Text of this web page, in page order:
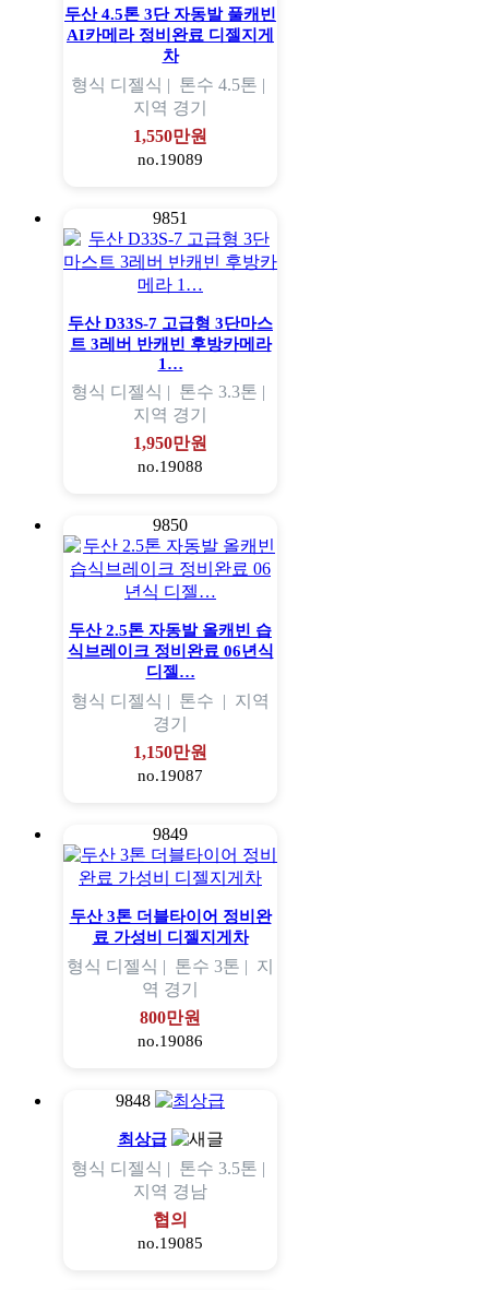
두산 4.5톤 3단 자동발 풀캐빈
AI카메라 정비완료 디젤지게
차
형식 디젤식 | 톤수 4.5톤 |
지역 경기
1,550만원
no.19089
9851
두산 D33S-7 고급형 3단마스
트 3레버 반캐빈 후방카메라
1…
형식 디젤식 | 톤수 3.3톤 |
지역 경기
1,950만원
no.19088
9850
두산 2.5톤 자동발 올캐빈 습
식브레이크 정비완료 06년식
디젤…
형식 디젤식 | 톤수 | 지역
경기
1,150만원
no.19087
9849
두산 3톤 더블타이어 정비완
료 가성비 디젤지게차
형식 디젤식 | 톤수 3톤 | 지
역 경기
800만원
no.19086
9848
최상급
형식 디젤식 | 톤수 3.5톤 |
지역 경남
협의
no.19085